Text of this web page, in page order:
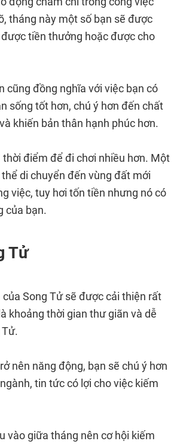
tháng này một số bạn sẽ được
tiền thưởng hoặc được cho
cũng đồng nghĩa với việc bạn có
sống tốt hơn, chú ý hơn đến chất
khiến bản thân hạnh phúc hơn.
thời điểm để đi chơi nhiều hơn. Một
di chuyển đến vùng đất mới
việc, tuy hơi tốn tiền nhưng nó có
của bạn.
Tử
Song Tử sẽ được cải thiện rất
khoảng thời gian thư giãn và dễ
nên năng động, bạn sẽ chú ý hơn
tin tức có lợi cho việc kiếm
vào giữa tháng nên cơ hội kiếm